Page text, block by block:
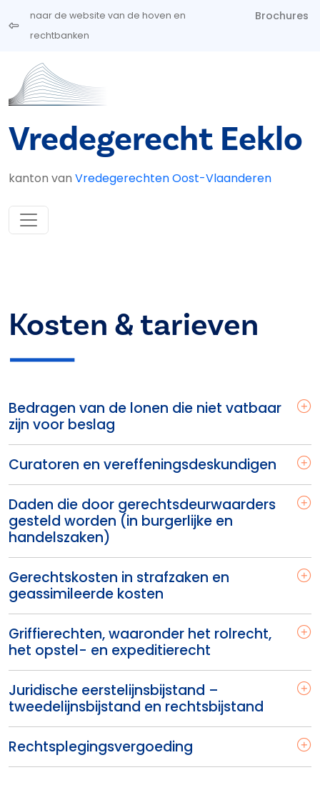
Overslaan en naar de inhoud gaan
naar de website van de hoven en
rechtbanken
Brochures
Vredegerecht Eeklo
kanton van Vredegerechten Oost-Vlaanderen
Kosten & tarieven
Bedragen van de lonen die niet vatbaar
zijn voor beslag
Curatoren en vereffeningsdeskundigen
Daden die door gerechtsdeurwaarders
gesteld worden (in burgerlijke en
handelszaken)
Gerechtskosten in strafzaken en
geassimileerde kosten
Griffierechten, waaronder het rolrecht,
het opstel- en expeditierecht
Juridische eerstelijnsbijstand –
tweedelijnsbijstand en rechtsbijstand
Rechtsplegingsvergoeding